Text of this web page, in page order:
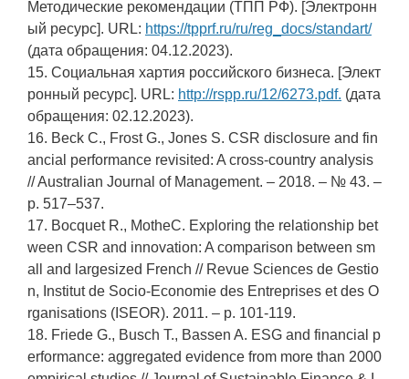
Методические рекомендации (ТПП РФ). [Электронн
ый ресурс]. URL: https://tpprf.ru/ru/reg_docs/standart/
(дата обращения: 04.12.2023).
15. Социальная хартия российского бизнеса. [Элект
ронный ресурс]. URL: http://rspp.ru/12/6273.pdf. (дата
обращения: 02.12.2023).
16. Beck C., Frost G., Jones S. CSR disclosure and fin
ancial performance revisited: A cross-country analysis
// Australian Journal of Management. – 2018. – № 43. –
p. 517–537.
17. Bocquet R., MotheC. Exploring the relationship bet
ween CSR and innovation: A comparison between sm
all and largesized French // Revue Sciences de Gestio
n, Institut de Socio-Economie des Entreprises et des O
rganisations (ISEOR). 2011. – p. 101-119.
18. Friede G., Busch T., Bassen A. ESG and financial p
erformance: aggregated evidence from more than 2000